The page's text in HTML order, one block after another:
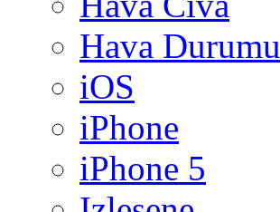
Hava Durumu
iOS
iPhone
iPhone 5